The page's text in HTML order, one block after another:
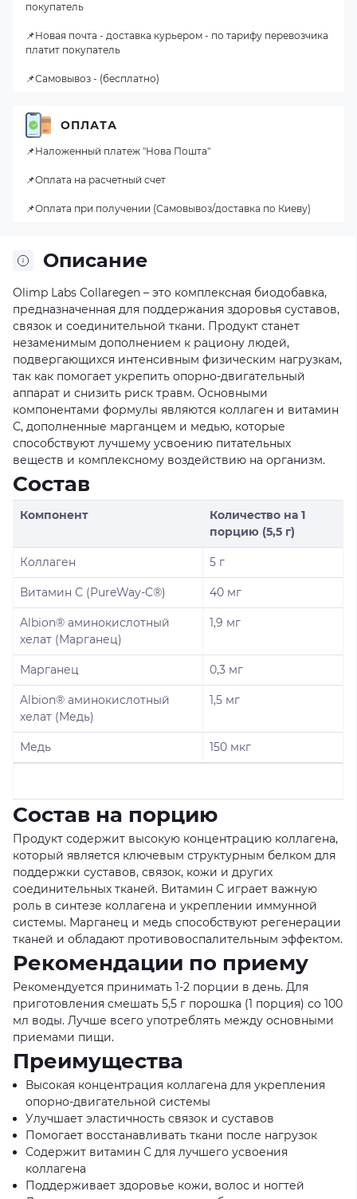
Описание
Olimp Labs Collaregen – это комплексная биодобавка,
предназначенная для поддержания здоровья суставов,
связок и соединительной ткани. Продукт станет
незаменимым дополнением к рациону людей,
подвергающихся интенсивным физическим нагрузкам,
так как помогает укрепить опорно-двигательный
аппарат и снизить риск травм. Основными
компонентами формулы являются коллаген и витамин
С, дополненные марганцем и медью, которые
способствуют лучшему усвоению питательных
веществ и комплексному воздействию на организм.
Состав
Компонент
Количество на 1
порцию (5,5 г)
Коллаген 5 г
Витамин С (PureWay-C®) 40 мг
Albion® аминокислотный
хелат (Марганец)
1,9 мг
Марганец 0,3 мг
Albion® аминокислотный
хелат (Медь)
1,5 мг
Медь 150 мкг
Состав на порцию
Продукт содержит высокую концентрацию коллагена,
который является ключевым структурным белком для
поддержки суставов, связок, кожи и других
соединительных тканей. Витамин С играет важную
роль в синтезе коллагена и укреплении иммунной
системы. Марганец и медь способствуют регенерации
тканей и обладают противовоспалительным эффектом.
Рекомендации по приему
Рекомендуется принимать 1-2 порции в день. Для
приготовления смешать 5,5 г порошка (1 порция) со 100
мл воды. Лучше всего употреблять между основными
приемами пищи.
Преимущества
Высокая концентрация коллагена для укрепления
опорно-двигательной системы
Улучшает эластичность связок и суставов
Помогает восстанавливать ткани после нагрузок
Содержит витамин С для лучшего усвоения
коллагена
Поддерживает здоровье кожи, волос и ногтей
покупатель
📌Новая почта - доставка курьером - по тарифу перевозчика
платит покупатель
📌Самовывоз - (бесплатно)
ОПЛАТА
📌Наложенный платеж "Нова Пошта"
📌Оплата на расчетный счет
📌Оплата при получении (Самовывоз/доставка по Киеву)